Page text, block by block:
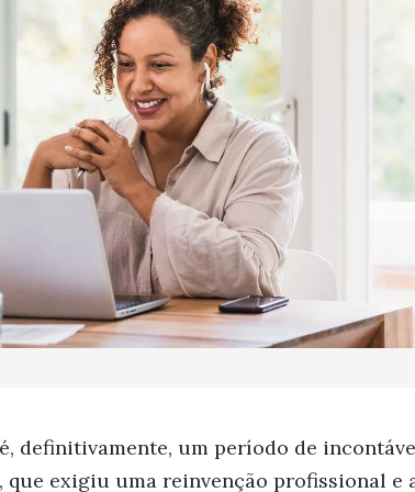
definitivamente, um período de
que exigiu uma reinvenção profissional e